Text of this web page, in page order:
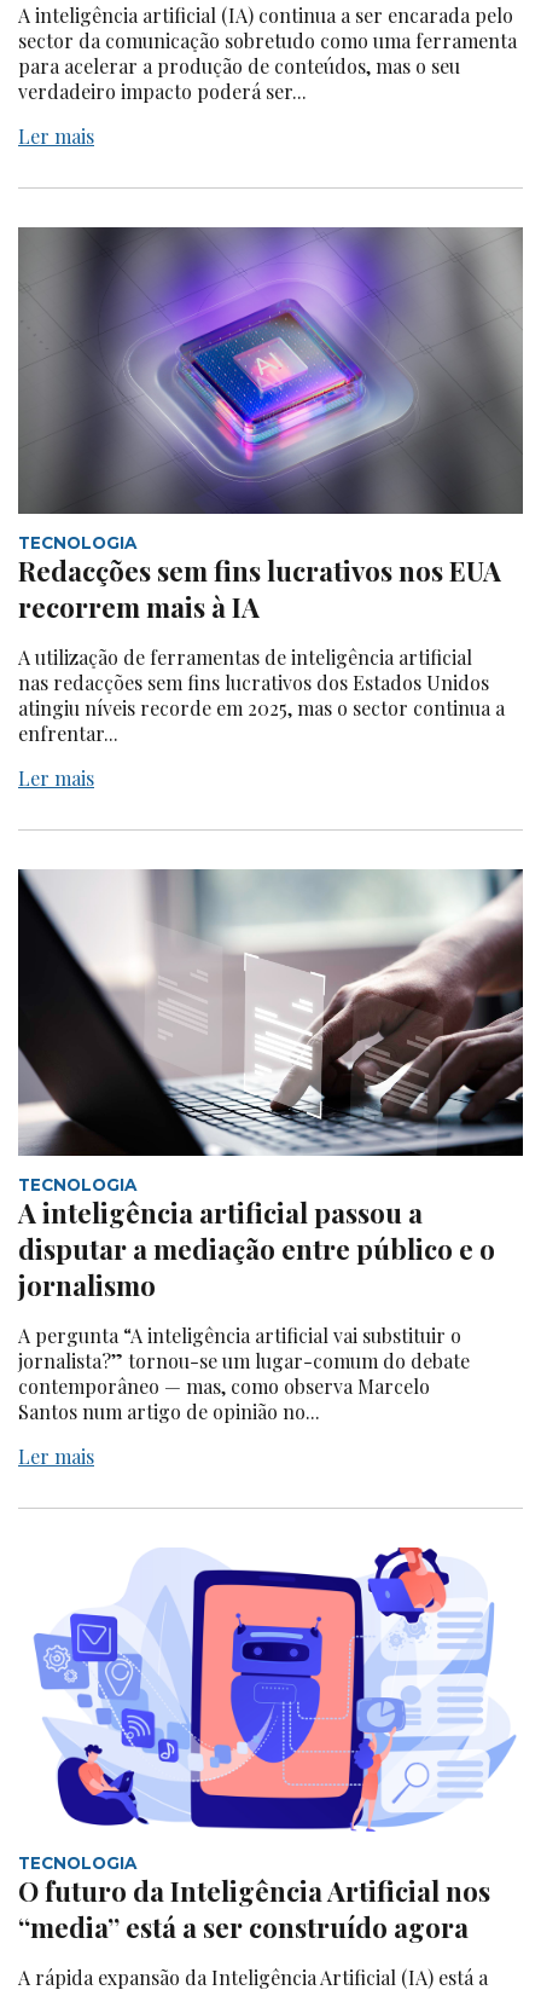
A inteligência artificial (IA) continua a ser encarada pelo
sector da comunicação sobretudo como uma ferramenta
para acelerar a produção de conteúdos, mas o seu
verdadeiro impacto poderá ser...
Ler mais
TECNOLOGIA
Redacções sem fins lucrativos nos EUA
recorrem mais à IA
A utilização de ferramentas de inteligência artificial
nas redacções sem fins lucrativos dos Estados Unidos
atingiu níveis recorde em 2025, mas o sector continua a
enfrentar...
Ler mais
TECNOLOGIA
A inteligência artificial passou a
disputar a mediação entre público e o
jornalismo
A pergunta “A inteligência artificial vai substituir o
jornalista?” tornou-se um lugar-comum do debate
contemporâneo — mas, como observa Marcelo
Santos num artigo de opinião no...
Ler mais
TECNOLOGIA
O futuro da Inteligência Artificial nos
“media” está a ser construído agora
A rápida expansão da Inteligência Artificial (IA) está a